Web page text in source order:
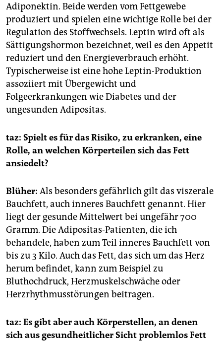
Adiponektin. Beide werden vom Fettgewebe
produziert und spielen eine wichtige Rolle bei der
Regulation des Stoffwechsels. Leptin wird oft als
Sättigungshormon bezeichnet, weil es den Appetit
reduziert und den Energieverbrauch erhöht.
Typischerweise ist eine hohe Leptin-Produktion
assoziiert mit Übergewicht und
Folgeerkrankungen wie Diabetes und der
ungesunden Adipositas.
taz: Spielt es für das Risiko, zu erkranken, eine
Rolle, an welchen Körperteilen sich das Fett
ansiedelt?
Blüher: Als besonders gefährlich gilt das viszerale
Bauchfett, auch inneres Bauchfett genannt. Hier
liegt der gesunde Mittelwert bei ungefähr 700
Gramm. Die Adipositas-Patienten, die ich
behandele, haben zum Teil inneres Bauchfett von
bis zu 3 Kilo. Auch das Fett, das sich um das Herz
herum befindet, kann zum Beispiel zu
Bluthochdruck, Herzmuskelschwäche oder
Herzrhythmusstörungen beitragen.
taz: Es gibt aber auch Körperstellen, an denen
sich aus gesundheitlicher Sicht problemlos Fett